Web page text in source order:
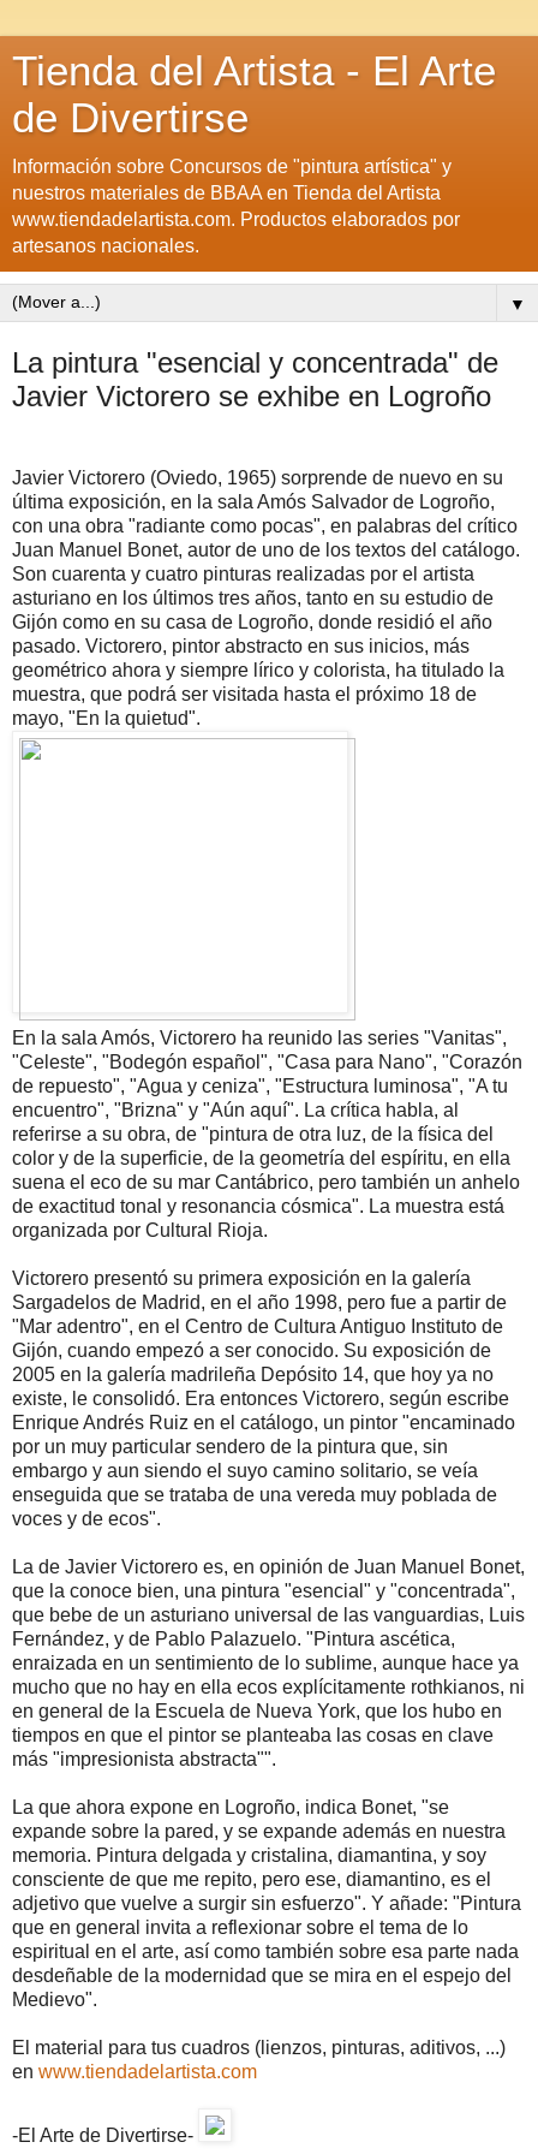
Tienda del Artista - El Arte
de Divertirse
Información sobre Concursos de "pintura artística" y
nuestros materiales de BBAA en Tienda del Artista
www.tiendadelartista.com. Productos elaborados por
artesanos nacionales.
▼
La pintura "esencial y concentrada" de
Javier Victorero se exhibe en Logroño
Javier Victorero (Oviedo, 1965) sorprende de nuevo en su
última exposición, en la sala Amós Salvador de Logroño,
con una obra "radiante como pocas", en palabras del crítico
Juan Manuel Bonet, autor de uno de los textos del catálogo.
Son cuarenta y cuatro pinturas realizadas por el artista
asturiano en los últimos tres años, tanto en su estudio de
Gijón como en su casa de Logroño, donde residió el año
pasado. Victorero, pintor abstracto en sus inicios, más
geométrico ahora y siempre lírico y colorista, ha titulado la
muestra, que podrá ser visitada hasta el próximo 18 de
mayo, "En la quietud".
En la sala Amós, Victorero ha reunido las series "Vanitas",
"Celeste", "Bodegón español", "Casa para Nano", "Corazón
de repuesto", "Agua y ceniza", "Estructura luminosa", "A tu
encuentro", "Brizna" y "Aún aquí". La crítica habla, al
referirse a su obra, de "pintura de otra luz, de la física del
color y de la superficie, de la geometría del espíritu, en ella
suena el eco de su mar Cantábrico, pero también un anhelo
de exactitud tonal y resonancia cósmica". La muestra está
organizada por Cultural Rioja.
Victorero presentó su primera exposición en la galería
Sargadelos de Madrid, en el año 1998, pero fue a partir de
"Mar adentro", en el Centro de Cultura Antiguo Instituto de
Gijón, cuando empezó a ser conocido. Su exposición de
2005 en la galería madrileña Depósito 14, que hoy ya no
existe, le consolidó. Era entonces Victorero, según escribe
Enrique Andrés Ruiz en el catálogo, un pintor "encaminado
por un muy particular sendero de la pintura que, sin
embargo y aun siendo el suyo camino solitario, se veía
enseguida que se trataba de una vereda muy poblada de
voces y de ecos".
La de Javier Victorero es, en opinión de Juan Manuel Bonet,
que la conoce bien, una pintura "esencial" y "concentrada",
que bebe de un asturiano universal de las vanguardias, Luis
Fernández, y de Pablo Palazuelo. "Pintura ascética,
enraizada en un sentimiento de lo sublime, aunque hace ya
mucho que no hay en ella ecos explícitamente rothkianos, ni
en general de la Escuela de Nueva York, que los hubo en
tiempos en que el pintor se planteaba las cosas en clave
más "impresionista abstracta"".
La que ahora expone en Logroño, indica Bonet, "se
expande sobre la pared, y se expande además en nuestra
memoria. Pintura delgada y cristalina, diamantina, y soy
consciente de que me repito, pero ese, diamantino, es el
adjetivo que vuelve a surgir sin esfuerzo". Y añade: "Pintura
que en general invita a reflexionar sobre el tema de lo
espiritual en el arte, así como también sobre esa parte nada
desdeñable de la modernidad que se mira en el espejo del
Medievo".
El material para tus cuadros (lienzos, pinturas, aditivos, ...)
en www.tiendadelartista.com
-El Arte de Divertirse-